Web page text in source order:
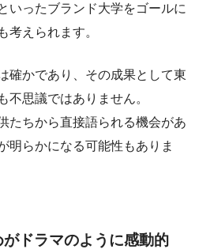
いったブランド大学をゴールに
考えられます。
確かであり、その成果として東
不思議ではありません。
たちから直接語られる機会があ
明らかになる可能性もありま
ドラマのように感動的